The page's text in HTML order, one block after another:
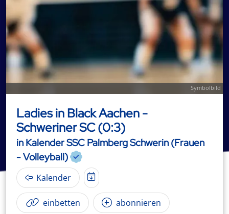
Symbolbild
Ladies in Black Aachen -
Schweriner SC (0:3)
in Kalender SSC Palmberg Schwerin (Frauen
- Volleyball)
Kalender
einbetten abonnieren